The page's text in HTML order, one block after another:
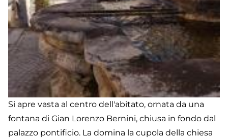
Si apre vasta al centro dell'abitato, ornata da una
fontana di Gian Lorenzo Bernini, chiusa in fondo dal
palazzo pontificio. La domina la cupola della chiesa